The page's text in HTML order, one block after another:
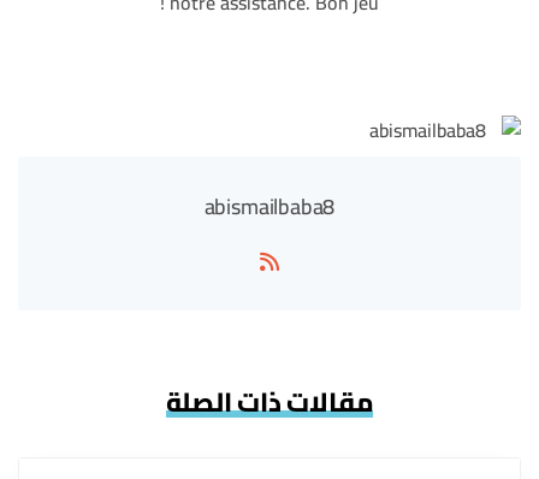
abismailbaba8
مقالات ذات الصلة